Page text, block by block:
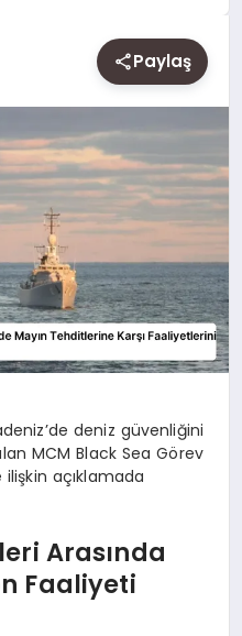
Paylaş
deniz güvenliğini
MCM Black Sea Görev
açıklamada
Arasında
Faaliyeti